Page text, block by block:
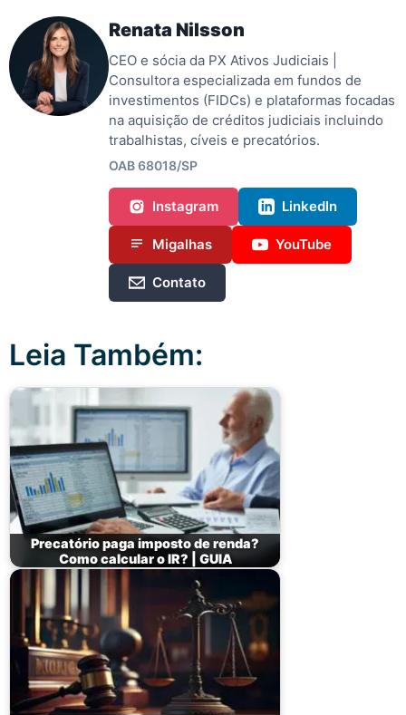
Renata Nilsson
CEO e sócia da PX Ativos Judiciais |
Consultora especializada em fundos de
investimentos (FIDCs) e plataformas focadas
na aquisição de créditos judiciais incluindo
trabalhistas, cíveis e precatórios.
OAB 68018/SP
Instagram LinkedIn
Migalhas YouTube
Contato
Leia Também:
Precatório paga imposto de renda?
Como calcular o IR? | GUIA